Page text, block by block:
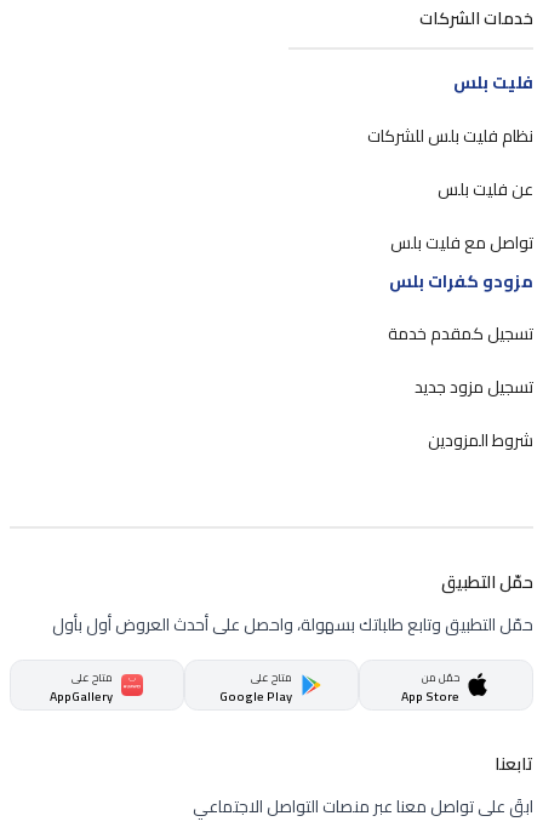
خدمات الشركات
فليت بلس
نظام فليت بلس للشركات
عن فليت بلس
تواصل مع فليت بلس
مزودو كفرات بلس
تسجيل كمقدم خدمة
تسجيل مزود جديد
شروط المزودين
حمّل التطبيق
حمّل التطبيق وتابع طلباتك بسهولة، واحصل على أحدث العروض أول بأول
حمّل من
App Store
متاح على
Google Play
متاح على
AppGallery
تابعنا
ابقَ على تواصل معنا عبر منصات التواصل الاجتماعي